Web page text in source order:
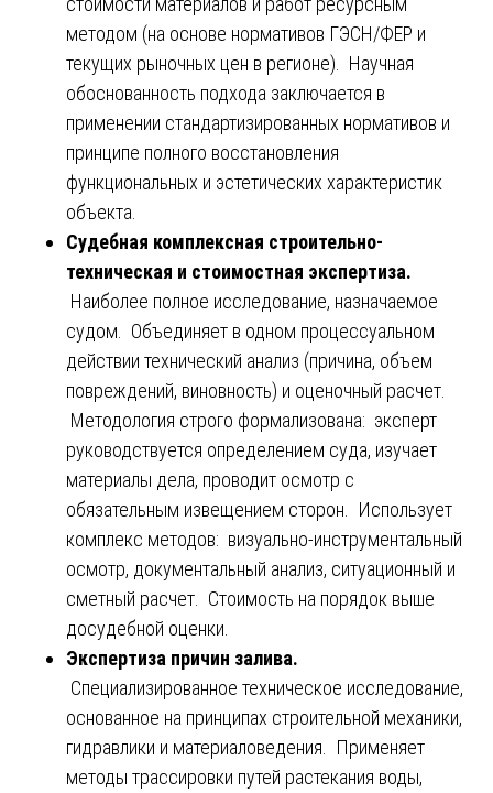
методом (на основе нормативов ГЭСН/ФЕР и
текущих рыночных цен в регионе). Научная
обоснованность подхода заключается в
применении стандартизированных нормативов и
принципе полного восстановления
функциональных и эстетических характеристик
объекта.
Судебная комплексная строительно-
техническая и стоимостная экспертиза.
Наиболее полное исследование, назначаемое
судом. Объединяет в одном процессуальном
действии технический анализ (причина, объем
повреждений, виновность) и оценочный расчет.
Методология строго формализована: эксперт
руководствуется определением суда, изучает
материалы дела, проводит осмотр с
обязательным извещением сторон. Использует
комплекс методов: визуально-инструментальный
осмотр, документальный анализ, ситуационный и
сметный расчет. Стоимость на порядок выше
досудебной оценки.
Экспертиза причин залива.
Специализированное техническое исследование,
основанное на принципах строительной механики,
гидравлики и материаловедения. Применяет
методы трассировки путей растекания воды,